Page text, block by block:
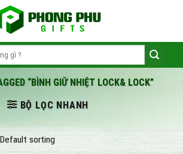
“BÌNH GIỮ NHIỆT LOCK& LOCK”
BỘ LỌC NHANH